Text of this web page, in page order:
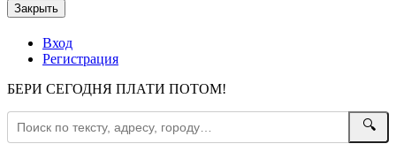
Закрыть
Вход
Регистрация
БЕРИ СЕГОДНЯ ПЛАТИ ПОТОМ!
🔍